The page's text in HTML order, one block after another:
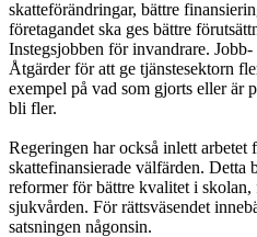
skatteförändringar, bättre
företagandet ska ges bättre
Instegsjobben för invandrare.
Åtgärder för att ge tjänstesektorn
exempel på vad som gjorts eller är
bli fler.
Regeringen har också inlett
skattefinansierade välfärden. Detta
reformer för bättre kvalitet i
sjukvården. För rättsväsendet
satsningen någonsin.